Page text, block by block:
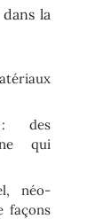
la
des
qui
néo-
façons